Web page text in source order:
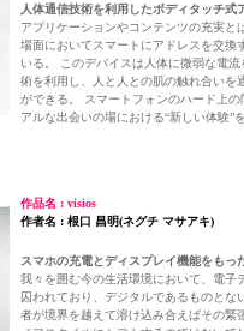
人体通信技術を利用したボディタッチ式
アプリケーションやコンテンツの充実と
場面においてスマートにアドレスを交換
いる。 このデバイスは人体に微弱な電
術を利用し、人と人との肌の触れ合いを
ができる。 スマートフォンのハード上
アルな出会いの場における“新しい体験”
作品名 : visios
作者名 : 根口 昌明(ネグチ マサアキ)
スマホの充電とディスプレイ機能をもっ
我々を囲む今の生活環境において、電子
囚われており、デジタルであるものとな
者が境界を越えて溶け込み合えばその緊